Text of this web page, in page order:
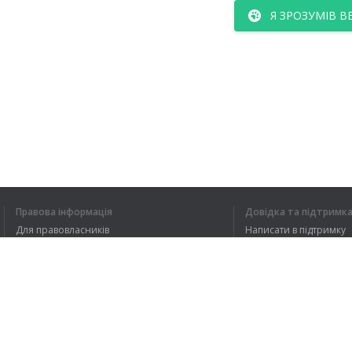
Я ЗРОЗУМІВ
Правова інформація
Для правовласників
Довідка та підтримка
Написати в підтримку